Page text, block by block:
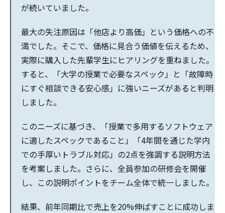
が続いていました。
最大の失注原因は「他店より高価」という価格への不
満でした。そこで、価格に見合う価値を伝えるため、
実際に購入した先輩学生にヒアリングを重ねました。
すると、「大学の授業で必要なスペック」と「故障時
にすぐ相談できる安心感」に強いニーズがあると判明
しました。
このニーズに基づき、「授業で多用するソフトウェア
に適したスペックであること」「4年間を通じた学内
での手厚いトラブル対応」の2点を強調する説明方法
を考案しました。さらに、全員参加の研修会を開催
し、この説明ポイントをチーム全体で統一しました。
結果、前年同期比で売上を20%伸ばすことに成功しま